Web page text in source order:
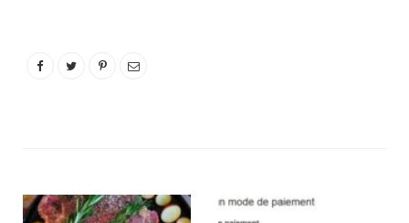
placer Ta main de